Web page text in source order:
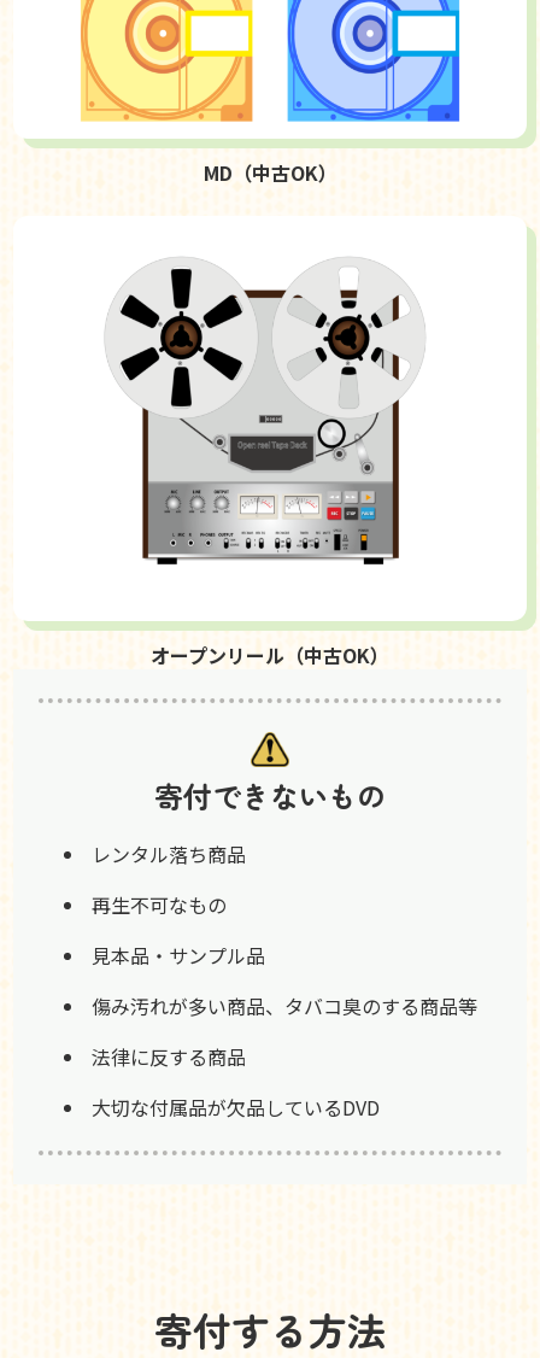
MD（中古OK）
オープンリール（中古OK）
寄付できないもの
レンタル落ち商品
再生不可なもの
見本品・サンプル品
傷み汚れが多い商品、タバコ臭のする商品等
法律に反する商品
大切な付属品が欠品しているDVD
寄付する方法